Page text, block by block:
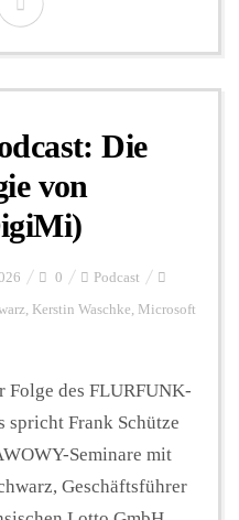
Die
von
0 Podcast
, Kerstin Waschke, Microsoft
Folge des FLURFUNK-
spricht Frank Schütze
Seminare mit
Geschäftsführer